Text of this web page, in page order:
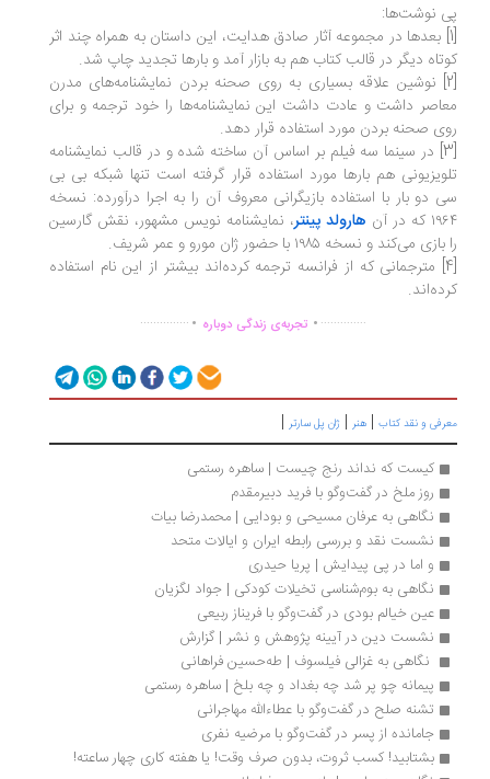
نوشت‌ها:
بعدها در مجموعه آثار صادق هدایت، این داستان به همراه چند اثر
دیگر در قالب کتاب هم به بازار آمد و بارها تجدید چاپ شد.
[2] نوشین علاقه بسیاری به روی صحنه بردن نمایشنامه‌های مدرن
داشت و عادت داشت این نمایشنامه‌ها را خود ترجمه و برای
صحنه بردن مورد استفاده قرار دهد.
[3] در سینما سه فیلم بر اساس آن ساخته شده و در قالب نمایشنامه
هم بارها مورد استفاده قرار گرفته است تنها شبکه بی بی
دو بار با استفاده بازیگرانی معروف آن را به اجرا درآورده: نسخه
هارولد پینتر، نمایشنامه نویس مشهور، نقش گارسین
می‌کند و نسخه ۱۹۸۵ با حضور ژان مورو و عمر شریف.
[4] مترجمانی که از فرانسه ترجمه کرده‌اند بیشتر از این نام استفاده
............... .تجربه‌ی زندگی دوباره ...............
و نقد کتاب|هنر|ژان پل سارتر|
کیست که نداند رنج چیست | ساهره رستمی
روز ملخ در گفت‌وگو با فرید دبیرمقدم
نگاهی به عرفان مسیحی و بودایی | محمدرضا بیات
نشست نقد و بررسی رابطه ایران و ایالات متحد
و اما در پی پیدایش | پریا حیدری
نگاهی به بوم‌شناسی تخیلات کودکی | جواد لگزیان
عین خیالم بودی در گفت‌وگو با فریناز ربیعی
نشست دین در آیینه پژوهش و نشر | گزارش
نگاهی به غزالی فیلسوف | طه‌حسین فراهانی
پیمانه چو پر شد چه بغداد و چه بلخ | ساهره رستمی
تشنه صلح در گفت‌وگو با عطاءالله مهاجرانی
جامانده از پسر در گفت‌و‌گو با مرضیه نفری
بشتابید! کسب ثروت، بدون صرف وقت! یا هفته کاری چهار ساعته!